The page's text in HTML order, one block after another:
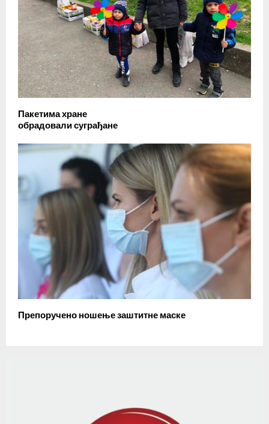
Пакетима хране
обрадовали суграђане
Препоручено ношење заштитне маске